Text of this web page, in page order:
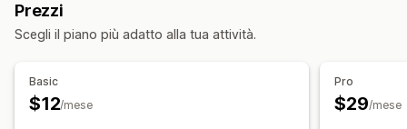
Elementi grafici e report
Prezzi
Scegli il piano più adatto alla tua attività.
Basic
$12/mese
Pro
$29/mese